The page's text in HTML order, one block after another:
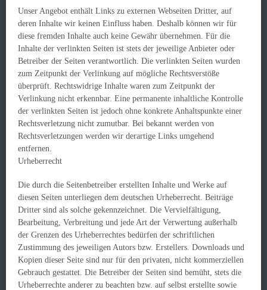
Unser Angebot enthält Links zu externen Webseiten Dritter, auf
deren Inhalte wir keinen Einfluss haben. Deshalb können wir für
diese fremden Inhalte auch keine Gewähr übernehmen. Für die
Inhalte der verlinkten Seiten ist stets der jeweilige Anbieter oder
Betreiber der Seiten verantwortlich. Die verlinkten Seiten wurden
zum Zeitpunkt der Verlinkung auf mögliche Rechtsverstöße
überprüft. Rechtswidrige Inhalte waren zum Zeitpunkt der
Verlinkung nicht erkennbar. Eine permanente inhaltliche Kontrolle
der verlinkten Seiten ist jedoch ohne konkrete Anhaltspunkte einer
Rechtsverletzung nicht zumutbar. Bei bekannt werden von
Rechtsverletzungen werden wir derartige Links umgehend
entfernen.
Urheberrecht
Die durch die Seitenbetreiber erstellten Inhalte und Werke auf
diesen Seiten unterliegen dem deutschen Urheberrecht. Beiträge
Dritter sind als solche gekennzeichnet. Die Vervielfältigung,
Bearbeitung, Verbreitung und jede Art der Verwertung außerhalb
der Grenzen des Urheberrechtes bedürfen der schriftlichen
Zustimmung des jeweiligen Autors bzw. Erstellers. Downloads und
Kopien dieser Seite sind nur für den privaten, nicht kommerziellen
Gebrauch gestattet. Die Betreiber der Seiten sind bemüht, stets die
Urheberrechte anderer zu beachten bzw. auf selbst erstellte sowie